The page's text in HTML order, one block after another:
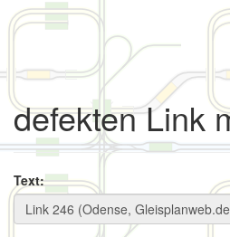
defekten Link
Text: